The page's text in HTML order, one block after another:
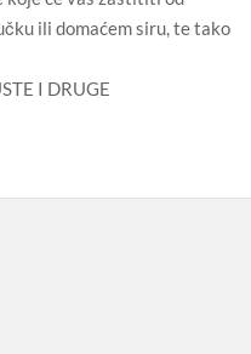
ili domaćem siru, te tako
I DRUGE